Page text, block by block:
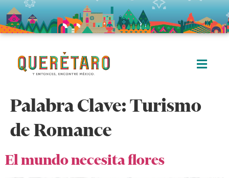
Palabra Clave:Turismo
de Romance
El mundo necesita flores